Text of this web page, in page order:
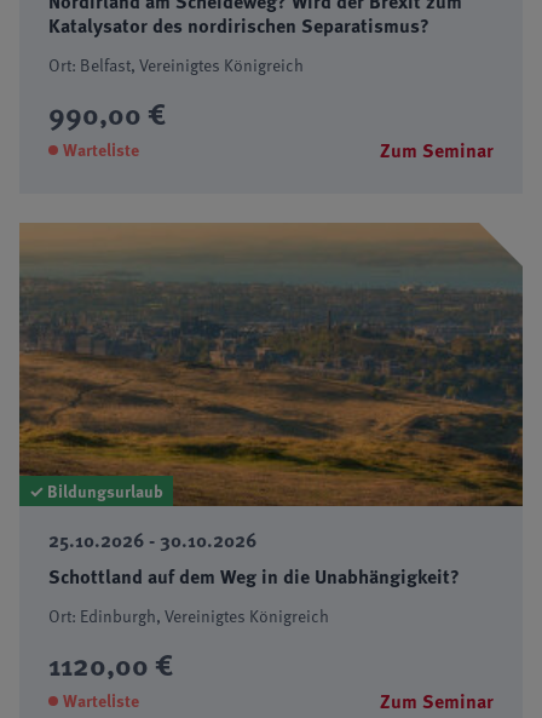
Katalysator des nordirischen Separatismus?
Ort: Belfast, Vereinigtes Königreich
990,00 €
Warteliste Zum Seminar
✓ Bildungsurlaub
25.10.2026 - 30.10.2026
Schottland auf dem Weg in die Unabhängigkeit?
Ort: Edinburgh, Vereinigtes Königreich
1120,00 €
Warteliste Zum Seminar